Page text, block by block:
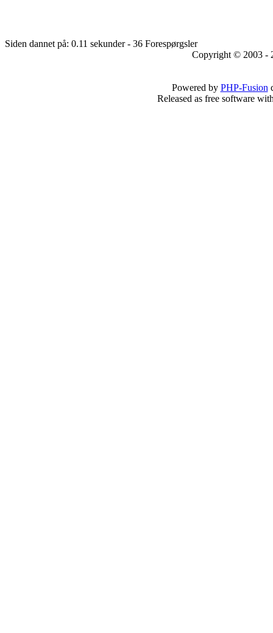
Siden dannet på: 0.11 sekunder - 36 Forespørgsler
Copyright © 2003 -
Powered by PHP-Fusion
Released as free software